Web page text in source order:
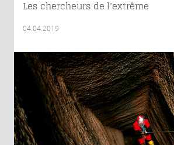
Les chercheurs de l’extrême
04.04.2019